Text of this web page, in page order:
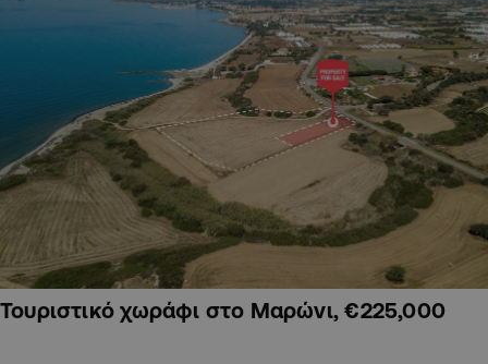
Τουριστικό χωράφι στο Μαρώνι, €225,000